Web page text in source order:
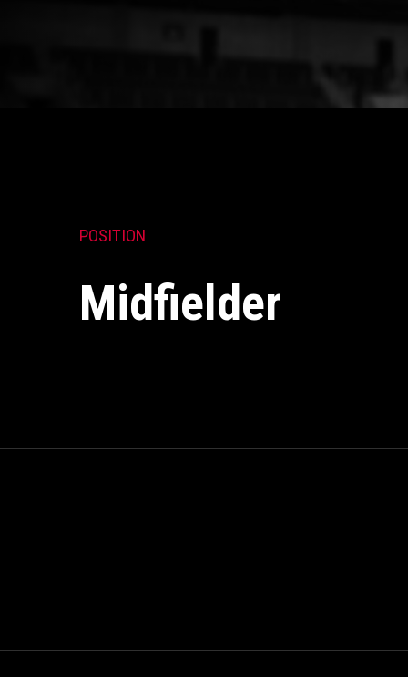
POSITION
Midfielder